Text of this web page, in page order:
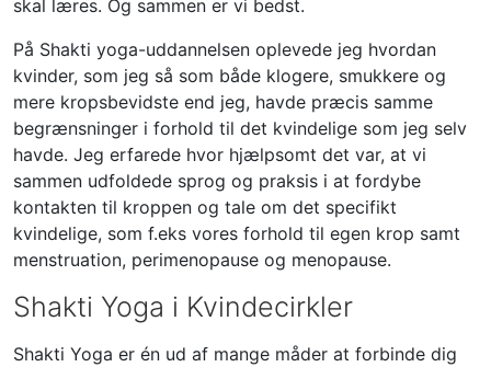
skal læres. Og sammen er vi bedst.
På Shakti yoga-uddannelsen oplevede jeg hvordan
kvinder, som jeg så som både klogere, smukkere og
mere kropsbevidste end jeg, havde præcis samme
begrænsninger i forhold til det kvindelige som jeg selv
havde. Jeg erfarede hvor hjælpsomt det var, at vi
sammen udfoldede sprog og praksis i at fordybe
kontakten til kroppen og tale om det specifikt
kvindelige, som f.eks vores forhold til egen krop samt
menstruation, perimenopause og menopause.
Shakti Yoga i Kvindecirkler
Shakti Yoga er én ud af mange måder at forbinde dig